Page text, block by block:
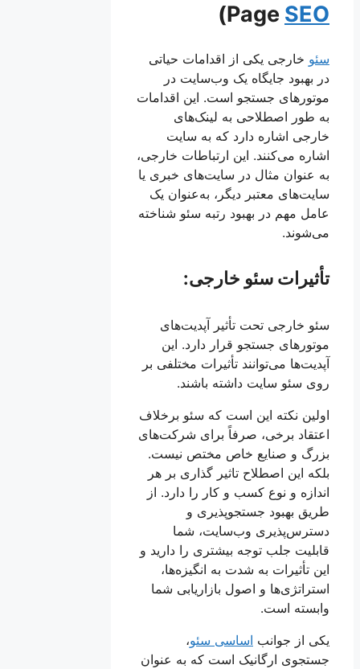
PageSEO
)
سئوخارجی یکی از اقدامات حیاتی
در بهبود جایگاه یک وب‌سایت در
موتورهای جستجو است. این اقدامات
به طور اصطلاحی به لینک‌های
خارجی اشاره دارد که به سایت
اشاره می‌کنند. این ارتباطات خارجی،
به عنوان مثال در سایت‌های خبری یا
سایت‌های معتبر دیگر، به‌عنوان یک
عامل مهم در بهبود رتبه سئو شناخته
می‌شوند.
تأثیرات سئو خارجی:
سئو خارجی تحت تأثیر آپدیت‌های
موتورهای جستجو قرار دارد. این
آپدیت‌ها می‌توانند تأثیرات مختلفی بر
روی سئو سایت داشته باشند.
اولین نکته این است که سئو برخلاف
اعتقاد برخی، صرفاً برای شرکت‌های
بزرگ و صنایع خاص مختص نیست.
بلکه این اصطلاح تاثیر گذاری بر هر
اندازه و نوع کسب و کار را دارد. از
طریق بهبود جستجوپذیری و
دسترس‌پذیری وب‌سایت، شما
قابلیت جلب توجه بیشتری را دارید و
این تأثیرات به شدت به انگیزه‌ها،
استراتژی‌ها و اصول بازاریابی شما
وابسته است.
یکی از جوانباساسی سئو،
جستجوی ارگانیک است که به عنوان